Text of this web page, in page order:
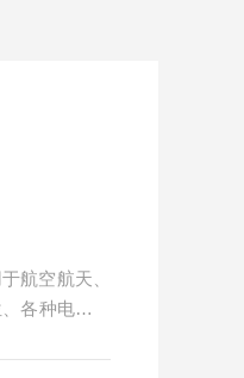
航空航天、
各种电子元